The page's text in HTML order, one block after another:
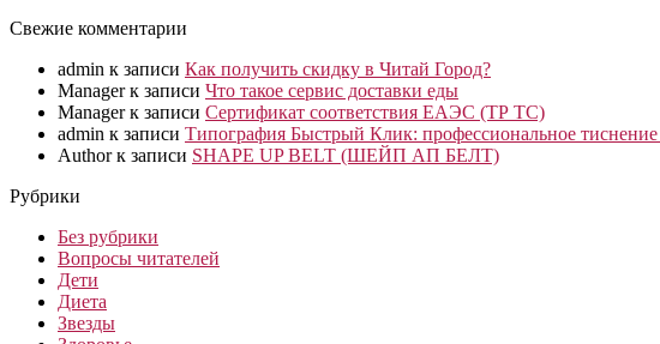
Свежие комментарии
admin к записи Как получить скидку в Читай Город?
Managerк записи Что такое сервис доставки еды
Managerк записи Сертификат соответствия ЕАЭС (ТР ТС)
admin к записи Типография Быстрый Клик: профессиональное
Authorк записи SHAPE UP BELT (ШЕЙП АП БЕЛТ)
Рубрики
Без рубрики
Вопросы читателей
Дети
Диета
Звезды